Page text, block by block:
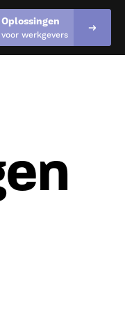
Oplossingen
voor werkgevers